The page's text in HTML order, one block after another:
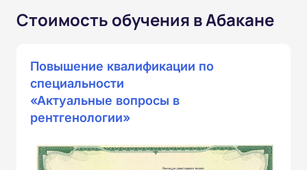
Стоимость обучения в Абакане
Повышение квалификации по
специальности
«Актуальные вопросы в
рентгенологии»